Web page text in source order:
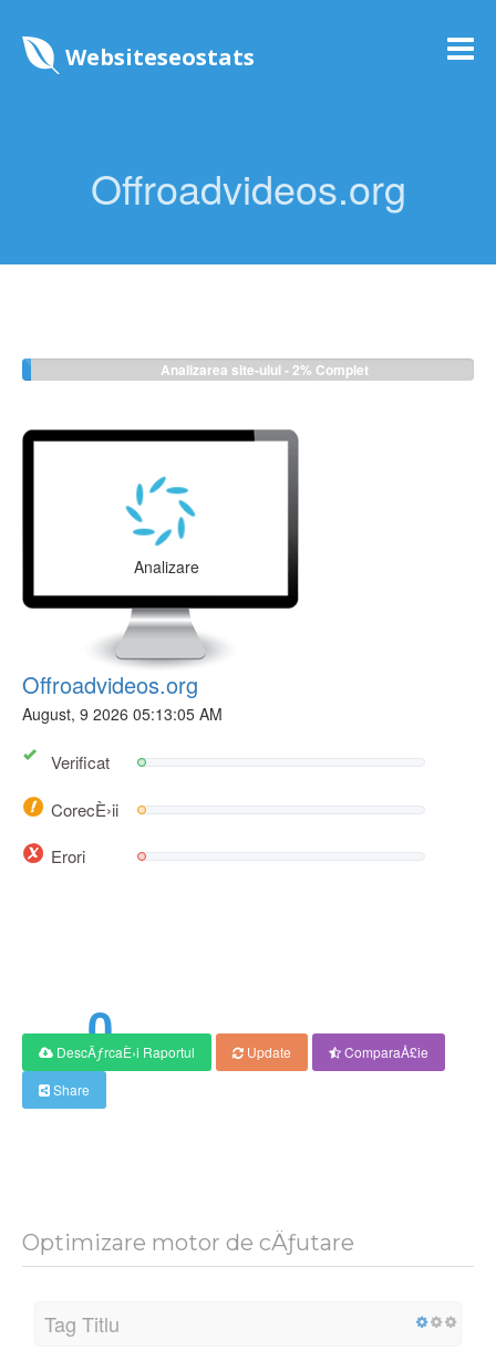
Websiteseostats
Offroadvideos.org
Analizarea site-ului - 2% Complet
Analizare
Offroadvideos.org
August, 9 2026 05:13:05 AM
Verificat
CorecÈ›ii
Erori
0
Scor
DescÄƒrcaÈ›i Raportul Update
ComparaÅ£ie
Share
Optimizare motor de cÄƒutare
Tag Titlu